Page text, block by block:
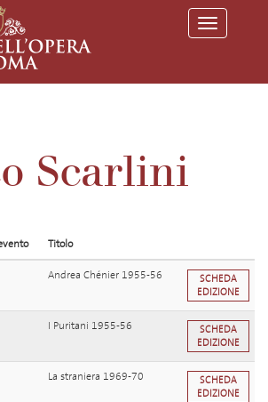
T
o
l
Scarlini
Titolo
Andrea Chénier 1955-56
SCHEDA
EDIZIONE
I Puritani 1955-56
SCHEDA
EDIZIONE
La straniera 1969-70
SCHEDA
EDIZIONE